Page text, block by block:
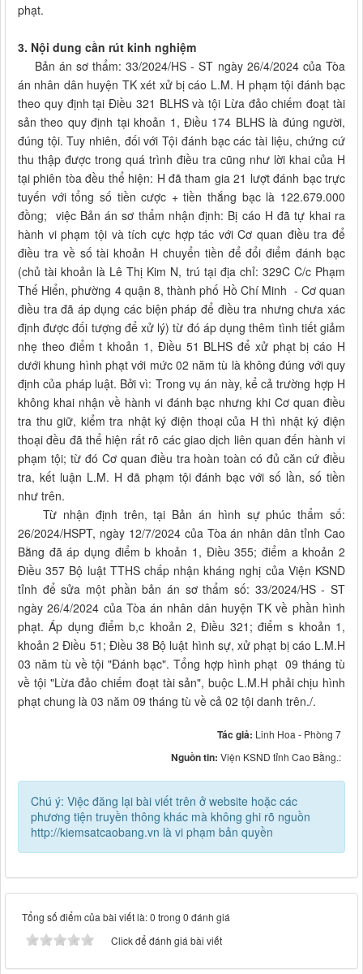
phạt.
3. Nội dung cần rút kinh nghiệm
Bản án sơ thẩm: 33/2024/HS - ST ngày 26/4/2024 của Tòa
án nhân dân huyện TK xét xử bị cáo L.M. H phạm tội đánh bạc
theo quy định tại Điều 321 BLHS và tội Lừa đảo chiếm đoạt tài
sản theo quy định tại khoản 1, Điều 174 BLHS là đúng người,
đúng tội. Tuy nhiên, đối với Tội đánh bạc các tài liệu, chứng cứ
thu thập được trong quá trình điều tra cũng như lời khai của H
tại phiên tòa đều thể hiện: H đã tham gia 21 lượt đánh bạc trực
tuyến với tổng số tiền cược + tiền thắng bạc là 122.679.000
đồng; việc Bản án sơ thẩm nhận định: Bị cáo H đã tự khai ra
hành vi phạm tội và tích cực hợp tác với Cơ quan điều tra để
điều tra về số tài khoản H chuyển tiền để đổi điểm đánh bạc
(chủ tài khoản là Lê Thị Kim N, trú tại địa chỉ: 329C C/c Phạm
Thế Hiển, phường 4 quận 8, thành phố Hồ Chí Minh - Cơ quan
điều tra đã áp dụng các biện pháp để điều tra nhưng chưa xác
định được đối tượng để xử lý) từ đó áp dụng thêm tình tiết giảm
nhẹ theo điểm t khoản 1, Điều 51 BLHS để xử phạt bị cáo H
dưới khung hình phạt với mức 02 năm tù là không đúng với quy
định của pháp luật. Bởi vì: Trong vụ án này, kể cả trường hợp H
không khai nhận về hành vi đánh bạc nhưng khi Cơ quan điều
tra thu giữ, kiểm tra nhật ký điện thoại của H thì nhật ký điện
thoại đều đã thể hiện rất rõ các giao dịch liên quan đến hành vi
phạm tội; từ đó Cơ quan điều tra hoàn toàn có đủ căn cứ điều
tra, kết luận L.M. H đã phạm tội đánh bạc với số lần, số tiền
như trên.
Từ nhận định trên, tại Bản án hình sự phúc thẩm số:
26/2024/HSPT, ngày 12/7/2024 của Tòa án nhân dân tỉnh Cao
Bằng đã áp dụng điểm b khoản 1, Điều 355; điểm a khoản 2
Điều 357 Bộ luật TTHS chấp nhận kháng nghị của Viện KSND
tỉnh để sửa một phần bản án sơ thẩm số: 33/2024/HS - ST
ngày 26/4/2024 của Tòa án nhân dân huyện TK về phần hình
phạt. Áp dụng điểm b,c khoản 2, Điều 321; điểm s khoản 1,
khoản 2 Điều 51; Điều 38 Bộ luật hình sự, xử phạt bị cáo L.M.H
03 năm tù về tội "Đánh bạc". Tổng hợp hình phạt 09 tháng tù
về tội "Lừa đảo chiếm đoạt tài sản", buộc L.M.H phải chịu hình
phạt chung là 03 năm 09 tháng tù về cả 02 tội danh trên./.
Tác giả: Linh Hoa - Phòng 7
Nguồn tin: Viện KSND tỉnh Cao Bằng.:
Chú ý: Việc đăng lại bài viết trên ở website hoặc các
phương tiện truyền thông khác mà không ghi rõ nguồn
http://kiemsatcaobang.vn là vi phạm bản quyền
Tổng số điểm của bài viết là: 0 trong 0 đánh giá
Click để đánh giá bài viết